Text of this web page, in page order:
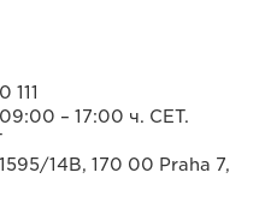
111
– 17:00 ч. CET.
14B, 170 00 Praha 7,